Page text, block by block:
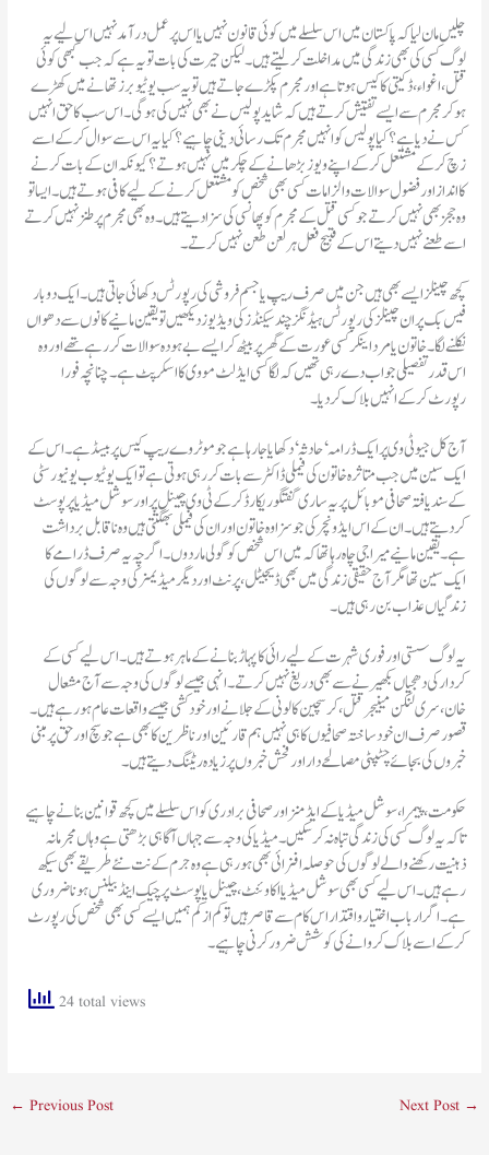
لوگ کسی کی بھی زندگی میں مداخلت کر لیتے ہیں۔لیکن حیرت کی بات تو یہ ہے کہ جب کبھی کوئی
قتل ، اغواء، ڈکیتی کا کیس ہوتا ہے اور مجرم پکڑے جاتے ہیں تو یہ سب یوٹیوبرز تھانے میں کھڑے
ہو کر مجرم سے ایسے تفتیش کرتے ہیں کہ شاید پولیس نے بھی نہیں کی ہو گی۔اس سب کا حق انہیں
کس نے دیا ہے؟ کیا پولیس کو انہیں مجرم تک رسائی دینی چاہیے؟ کیا یہ اس سے سوال کر کے اسے
زچ کر کے مشتعل کر کے اپنے ویوز بڑھانے کے چکر میں نہیں ہوتے؟ کیونکہ ان کے بات کرنے
کا انداز اور فضول سوالات و الزامات کسی بھی شخص کو مشتعل کرنے کے لیے کافی ہوتے ہیں۔ ایسا تو
وہ ججز بھی نہیں کرتے جو کسی قتل کے مجرم کو پھانسی کی سزا دیتے ہیں۔وہ بھی مجرم پر طنز نہیں کرتے
اسے طعنے نہیں دیتے اس کے قبیح فعل ہر لعن طعن نہیں کرتے۔
فیس بک پر ان چینلز کی رپورٹس ہیڈنگز چند سیکنڈز کی ویڈیوز دیکھیں تو یقین مانیے کانوں سے دھواں
نکلنے لگا۔خاتون یا مرد اینکر کسی عورت کے گھر پر بیٹھ کر ایسے بے ہودہ سوالات کر رہے تھے اور وہ
اس قدر تفصیلی جواب دے رہی تھیں کہ لگا کسی ایڈلٹ مووی کا اسکرپٹ ہے۔چنانچہ فورا
رپورٹ کر کے انہیں بلاک کر دیا۔
ایک سین میں جب متاثرہ خاتون کی فیملی ڈاکٹر سے بات کر رہی ہوتی ہے تو ایک یوٹیوب یونیورسٹی
کے سند یافتہ صحافی موبائل پر یہ ساری گفتگو ریکارڈ کر کے ٹی وی چینل پر اور سوشل میڈیا پر پوسٹ
کر دیتے ہیں۔ان کے اس ایڈونچر کی جو سزا وہ خاتون اور ان کی فیملی بھگتتی ہیں وہ ناقابل برداشت
ہے۔یقین مانیے میرا جی چاہ رہا تھا کہ میں اس شخص کو گولی مار دوں۔اگرچہ یہ صرف ڈرامے کا
ایک سین تھا مگر آج حقیقی زندگی میں بھی ڈیجیٹل، پرنٹ اور دیگر میڈیمز کی وجہ سے لوگوں کی
زندگیاں عذاب بن رہی ہیں۔
کردار کی دھجیاں بکھیرنے سے بھی دریغ نہیں کرتے۔انہی جیسے لوگوں کی وجہ سے آج مشعال
خان، سری لنکن مینیجر قتل ، کرسچین کالونی کے جلانے اور خودکشی جیسے واقعات عام ہو رہے ہیں۔
قصور صرف ان خودساختہ صحافیوں کا ہی نہیں ہم قارئین اور ناظرین کا بھی ہے جو سچ اور حق پر مبنی
خبروں کی بجائے چٹپٹی مصالحے دار اور فحش خبروں پر زیادہ ریٹنگ دیتے ہیں۔
تاکہ یہ لوگ کسی کی زندگی تباہ نہ کر سکیں۔ میڈیا کی وجہ سے جہاں آگاہی بڑھتی ہے وہاں مجرمانہ
ذہنیت رکھنے والے لوگوں کی حوصلہ افزائی بھی ہو رہی ہے وہ جرم کے نت نئے طریقے بھی سیکھ
رہے ہیں۔ اس لیے کسی بھی سوشل میڈیا اکاوئنٹ، چینل یا پوسٹ پر چیک اینڈ بیلنس ہونا ضروری
ہے۔اگر ارباب اختیار و اقتدار اس کام سے قاصر ہیں تو کم از کم ہمیں ایسے کسی بھی شخص کی رپورٹ
کر کے اسے بلاک کروانے کی کوشش ضرور کرنی چاہیے۔
24 total views
← Previous Post Next Post →